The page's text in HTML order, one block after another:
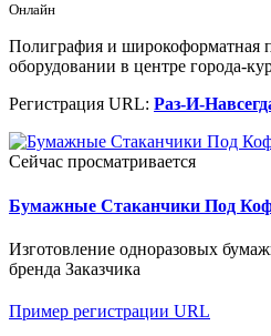
Онлайн
Полиграфия и широкоформатная
оборудовании в центре города-
Регистрация URL: Раз-И-
Сейчас просматривается
Бумажные Стаканчики Под
Изготовление одноразовых
бренда Заказчика
Пример регистрации URL